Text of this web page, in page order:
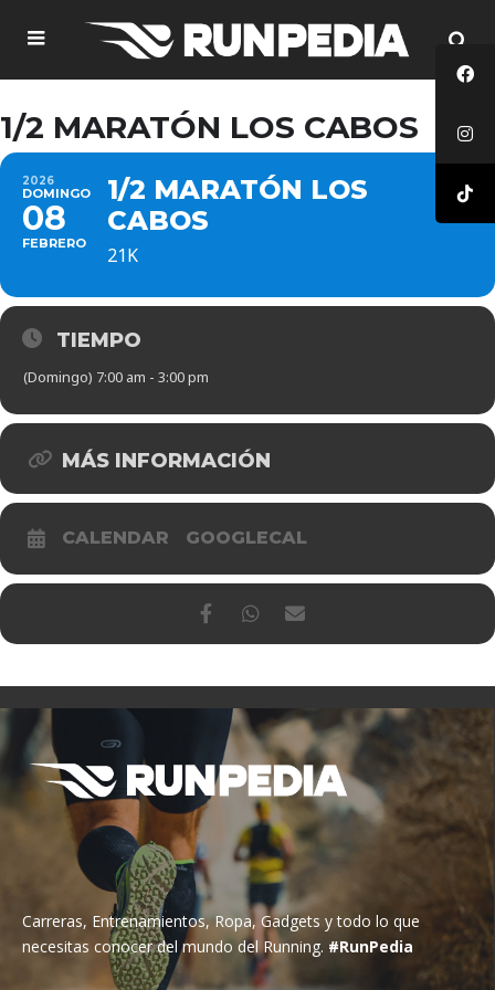
1/2 MARATÓN LOS CABOS
2026
DOMINGO
08
FEBRERO
1/2 MARATÓN LOS
CABOS
21K
TIEMPO
(Domingo) 7:00 am - 3:00 pm
MÁS INFORMACIÓN
CALENDAR GOOGLECAL
Carreras, Entrenamientos, Ropa, Gadgets y todo lo que
necesitas conocer del mundo del Running. #RunPedia